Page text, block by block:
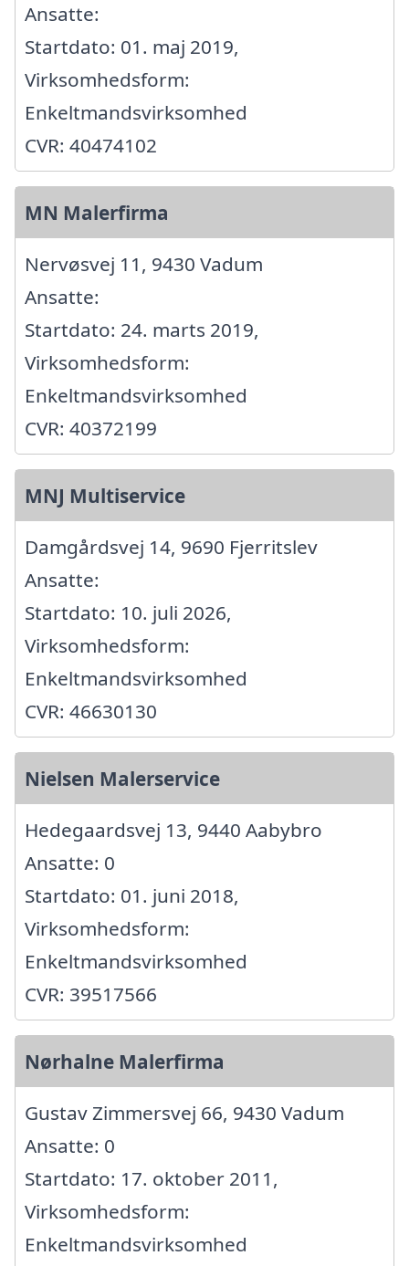
Ansatte:
Startdato: 01. maj 2019,
Virksomhedsform:
Enkeltmandsvirksomhed
CVR: 40474102
MN Malerfirma
Nervøsvej 11, 9430 Vadum
Ansatte:
Startdato: 24. marts 2019,
Virksomhedsform:
Enkeltmandsvirksomhed
CVR: 40372199
MNJ Multiservice
Damgårdsvej 14, 9690 Fjerritslev
Ansatte:
Startdato: 10. juli 2026,
Virksomhedsform:
Enkeltmandsvirksomhed
CVR: 46630130
Nielsen Malerservice
Hedegaardsvej 13, 9440 Aabybro
Ansatte: 0
Startdato: 01. juni 2018,
Virksomhedsform:
Enkeltmandsvirksomhed
CVR: 39517566
Nørhalne Malerfirma
Gustav Zimmersvej 66, 9430 Vadum
Ansatte: 0
Startdato: 17. oktober 2011,
Virksomhedsform:
Enkeltmandsvirksomhed